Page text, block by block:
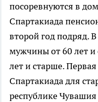
посоревнуются в
Спартакиада
второй год подряд.
мужчины от 60 лет
лет и старше.
Спартакиада для
республике